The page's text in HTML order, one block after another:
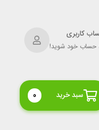
کاربری
حساب خود شوید!
سبد خرید 0